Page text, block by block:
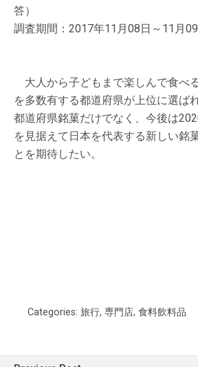
答）
調査期間：2017年11月08日～11月
大人から子どもまで楽しんで食べ
を多数有する都道府県が上位に選ば
都道府県銘菓だけでなく、今後は
を見据えて日本を代表する新しい銘
とを期待したい。
Categories: 旅行, 専門店, 食料飲料品